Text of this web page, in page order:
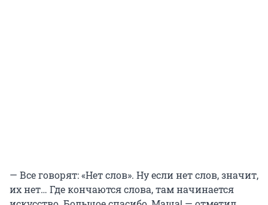
— Все говорят: «Нет слов». Ну если нет слов, значит,
их нет… Где кончаются слова, там начинается